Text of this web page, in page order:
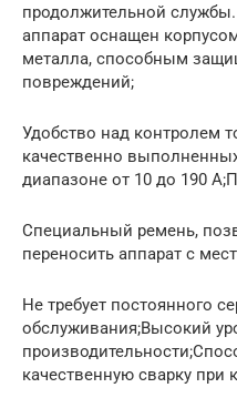
продолжительной
аппарат оснащен
металла, способным
повреждений;
Удобство над контролем
качественно
диапазоне от 10 до 190
Специальный ремень,
переносить аппарат с
Не требует постоянного
обслуживания;Высокий
качественную сварку при